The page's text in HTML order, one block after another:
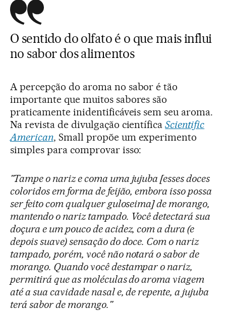
O sentido do olfato é o que mais influi
no sabor dos alimentos
A percepção do aroma no sabor é tão
importante que muitos sabores são
praticamente inidentificáveis sem seu aroma.
Na revista de divulgação científicaScientific
American, Small propõe um experimento
simples para comprovar isso:
"Tampe o nariz e coma uma jujuba [esses doces
coloridos em forma de feijão, embora isso possa
ser feito com qualquer guloseima] de morango,
mantendo o nariz tampado. Você detectará sua
doçura e um pouco de acidez, com a dura (e
depois suave) sensação do doce. Com o nariz
tampado, porém, você não notará o sabor de
morango. Quando você destampar o nariz,
permitirá que as moléculas do aroma viagem
até a sua cavidade nasal e, de repente, a jujuba
terá sabor de morango."